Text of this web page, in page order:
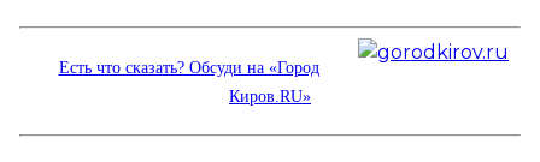
Есть что сказать? Обсуди на «Город
Киров.RU»